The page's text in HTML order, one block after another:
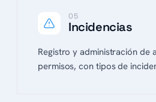
05
Incidencias
Registro y administración de
permisos, con tipos de